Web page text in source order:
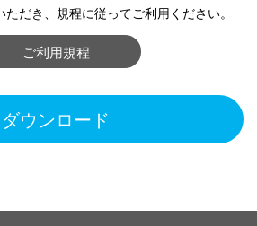
だき、規程に従ってご利用ください。
ご利用規程
ダウンロード